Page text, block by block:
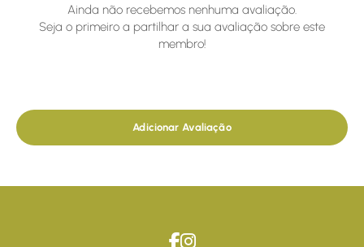
Ainda não recebemos nenhuma avaliação.
Seja o primeiro a partilhar a sua avaliação sobre este
membro!
Adicionar Avaliação